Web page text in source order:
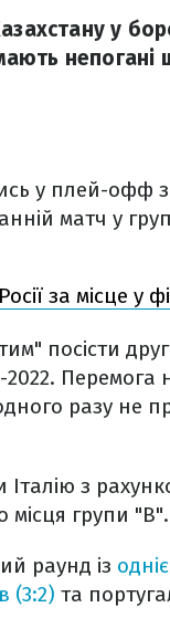
у
непогані
у плей-офф
матч у
за місце у
посісти
Перемога
разу не
Італію з
групи "В".
раунд із
(3:2) та